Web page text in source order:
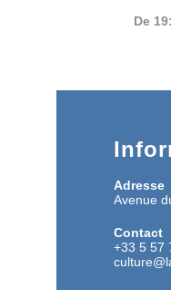
De
Adresse
Avenue
Contact
+33 5 57